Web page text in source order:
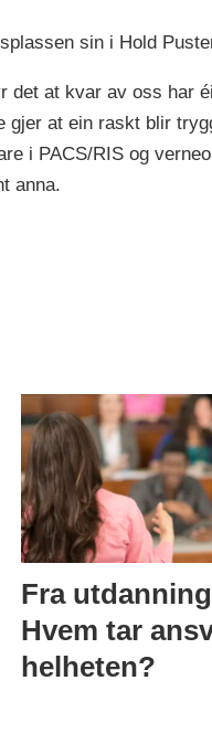
sin i Hold
det at kvar av oss har
gjer at ein raskt blir
i PACS/RIS og
anna.
Fra
Hvem tar
helheten?